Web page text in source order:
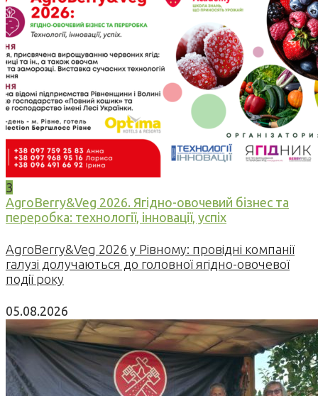
3
AgroBerry&Veg 2026. Ягідно-овочевий бізнес та
переробка: технології, інновації, успіх
AgroBerry&Veg 2026 у Рівному: провідні компанії
галузі долучаються до головної ягідно-овочевої
події року
05.08.2026